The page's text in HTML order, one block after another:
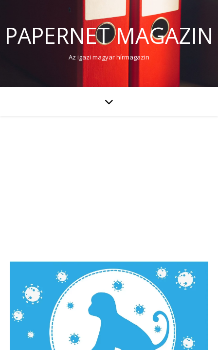
PAPERNET MAGAZIN
Az igazi magyar hírmagazin